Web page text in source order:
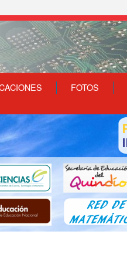
FOTOS